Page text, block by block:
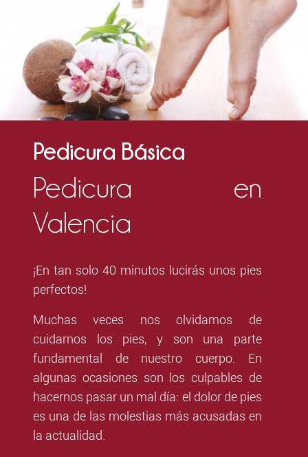
Pedicura Básica
Pedicura en
Valencia
¡En tan solo 40 minutos lucirás unos pies
perfectos!
Muchas veces nos olvidamos de
cuidarnos los pies, y son una parte
fundamental de nuestro cuerpo. En
algunas ocasiones son los culpables de
hacernos pasar un mal día: el dolor de pies
es una de las molestias más acusadas en
la actualidad.